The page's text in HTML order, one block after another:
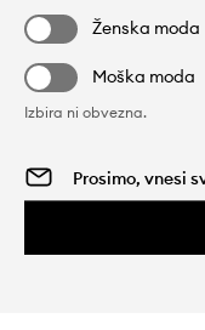
Ženska moda
Moška moda
Izbira ni obvezna.